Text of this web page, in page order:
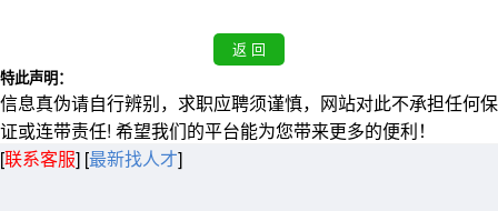
特此声明：
信息真伪请自行辨别，求职应聘须谨慎，网站对此不承担任何保
证或连带责任! 希望我们的平台能为您带来更多的便利！
[联系客服] [最新找人才]